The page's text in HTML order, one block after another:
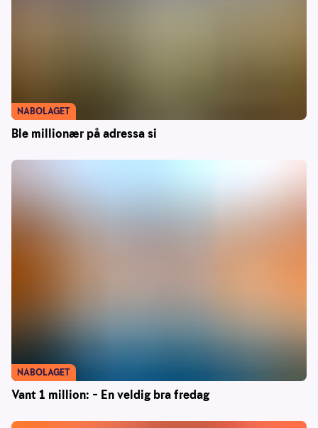
Ble millionær på adressa si
NABOLAGET
Vant 1 million: – En veldig bra fredag
NABOLAGET